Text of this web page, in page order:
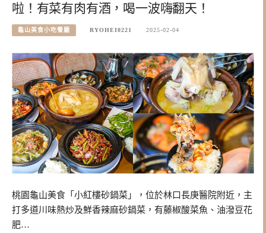
啦！有菜有肉有酒，喝一波嗨翻天！
龜山美食小吃餐廳 RYOHEI0221 2025-02-04
桃園龜山美食「小紅樓砂鍋菜」，位於林口長庚醫院附近，主
打多道川味熱炒及鮮香辣麻砂鍋菜，有藤椒酸菜魚、油潑豆花
肥…